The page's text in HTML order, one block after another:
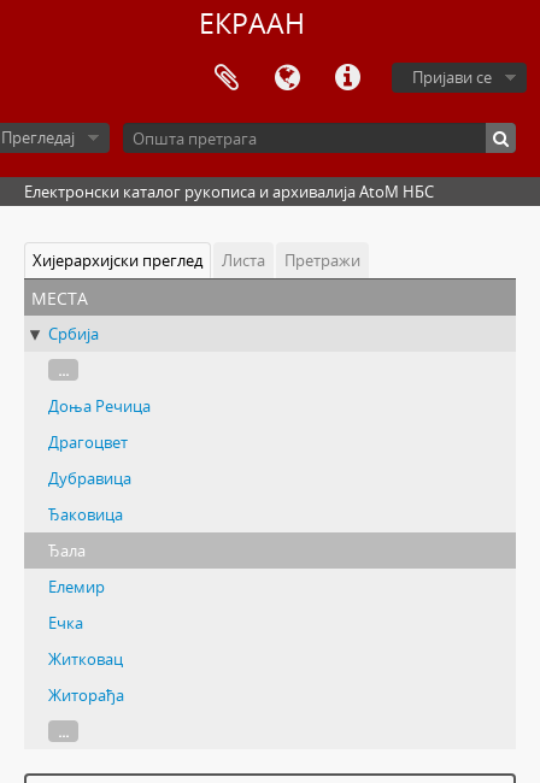
ЕКРААН
Пријави се
Прегледај
Електронски каталог рукописа и архивалија AtoM НБС
Хијерархијски преглед Листа Претражи
места
Србија
...
Доња Речица
Драгоцвет
Дубравица
Ђаковица
Ђала
Елемир
Ечка
Житковац
Житорађа
...